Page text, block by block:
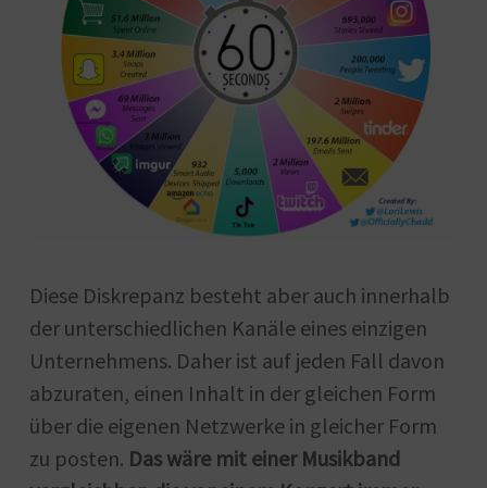
Diese Diskrepanz besteht aber auch innerhalb
der unterschiedlichen Kanäle eines einzigen
Unternehmens. Daher ist auf jeden Fall davon
abzuraten, einen Inhalt in der gleichen Form
über die eigenen Netzwerke in gleicher Form
zu posten. Das wäre mit einer Musikband